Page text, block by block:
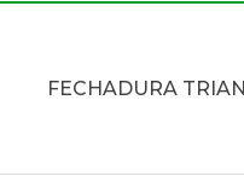
FECHADURA